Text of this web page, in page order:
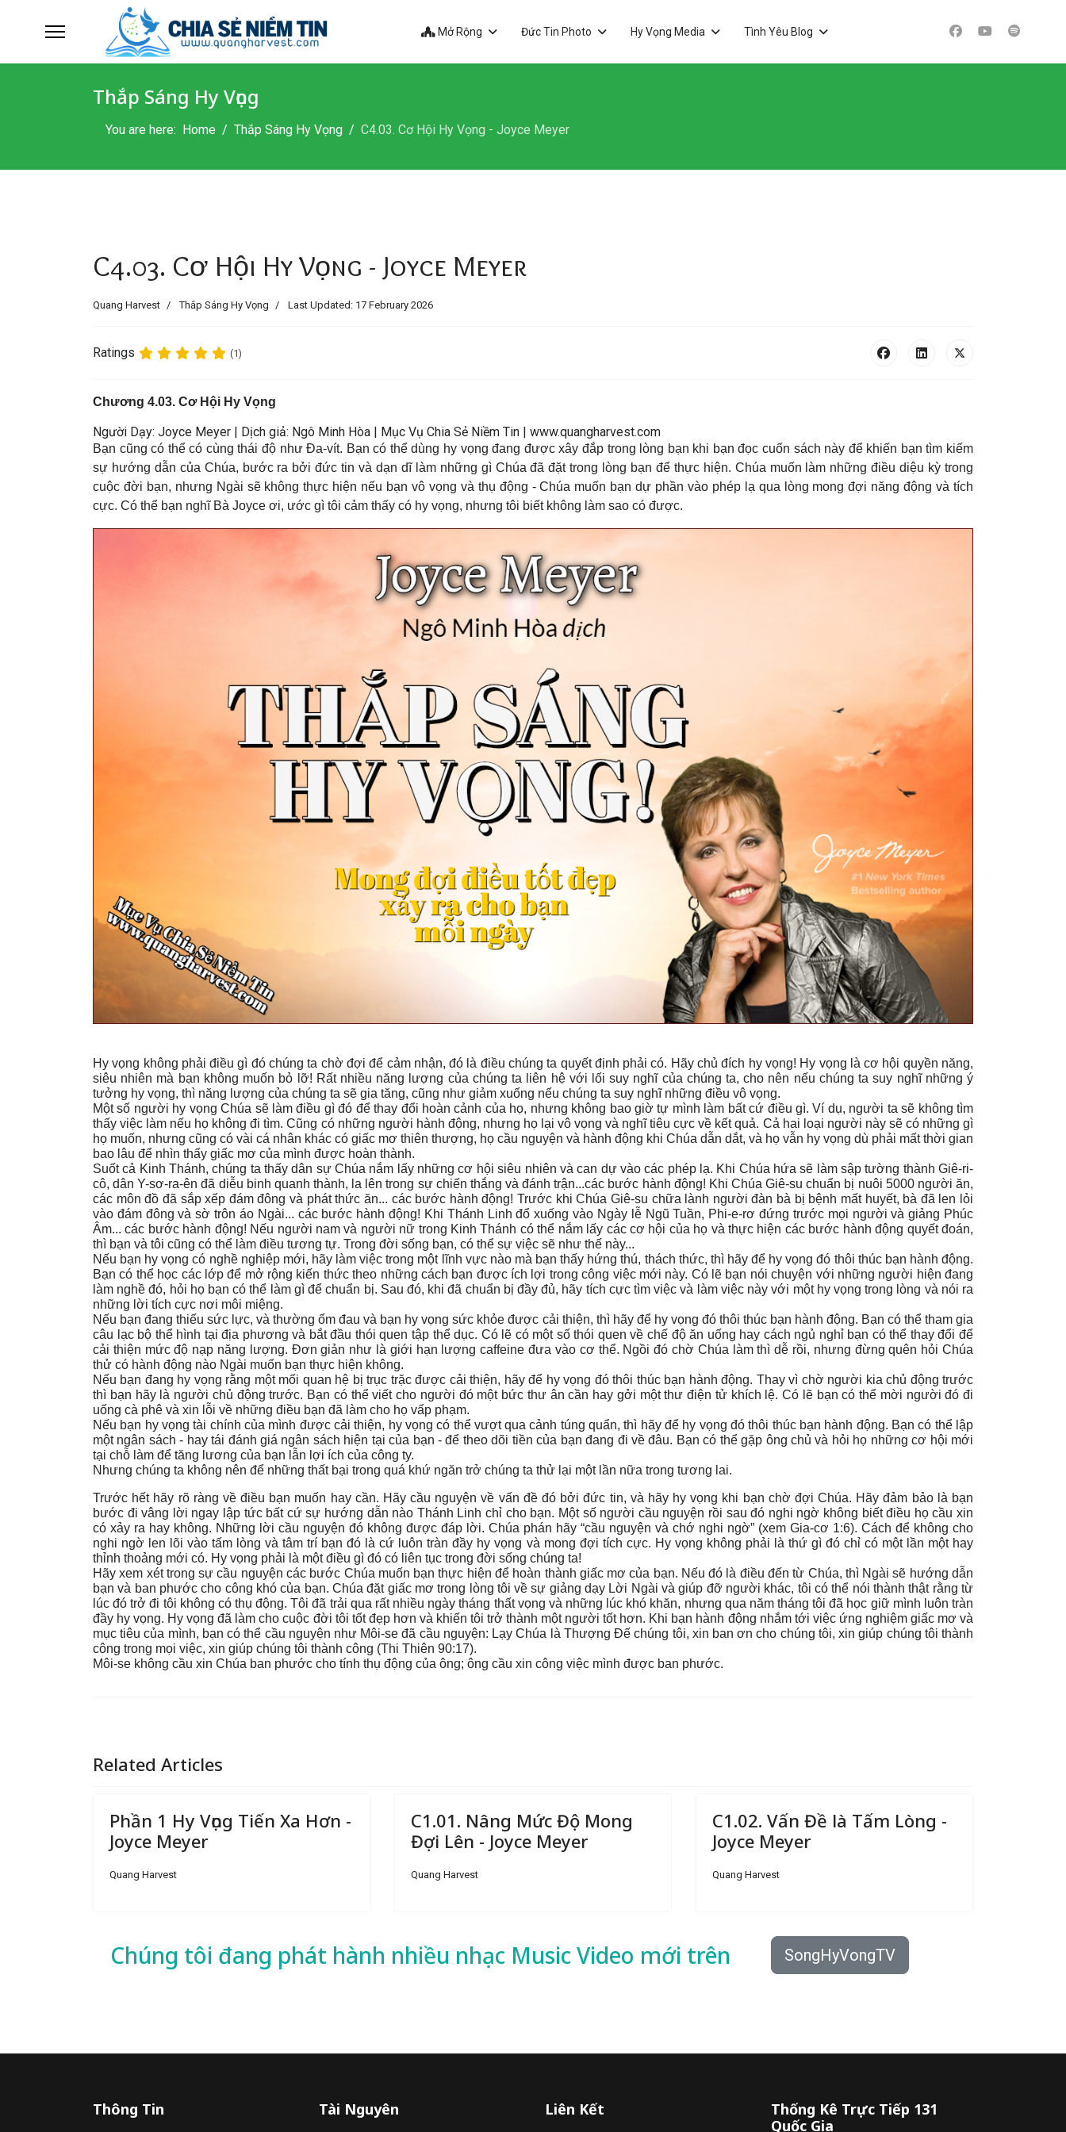
Mở Rộng Đức Tin Photo Hy Vọng Media Tình Yêu Blog
Thắp Sáng Hy Vọng
You are here: Home Thắp Sáng Hy Vọng C4.03. Cơ Hội Hy Vọng - Joyce Meyer
C4.03. Cơ Hội Hy Vọng - Joyce Meyer
Quang Harvest Thắp Sáng Hy Vọng Last Updated: 17 February 2026
Ratings (1)
Chương 4.03. Cơ Hội Hy Vọng
Người Dạy: Joyce Meyer | Dịch giả: Ngô Minh Hòa | Mục Vụ Chia Sẻ Niềm Tin | www.quangharvest.com
Bạn cũng có thể có cùng thái độ như Đa-vít. Bạn có thể dùng hy vọng đang được xây đắp trong lòng bạn khi bạn đọc cuốn sách này để khiến bạn tìm kiếm
sự hướng dẫn của Chúa, bước ra bởi đức tin và dạn dĩ làm những gì Chúa đã đặt trong lòng bạn để thực hiện. Chúa muốn làm những điều diệu kỳ trong
cuộc đời bạn, nhưng Ngài sẽ không thực hiện nếu bạn vô vọng và thụ động - Chúa muốn bạn dự phần vào phép lạ qua lòng mong đợi năng động và tích
cực. Có thể bạn nghĩ Bà Joyce ơi, ước gì tôi cảm thấy có hy vọng, nhưng tôi biết không làm sao có được.
Hy vọng không phải điều gì đó chúng ta chờ đợi để cảm nhận, đó là điều chúng ta quyết định phải có. Hãy chủ đích hy vọng! Hy vọng là cơ hội quyền năng,
siêu nhiên mà bạn không muốn bỏ lỡ! Rất nhiều năng lượng của chúng ta liên hệ với lối suy nghĩ của chúng ta, cho nên nếu chúng ta suy nghĩ những ý
tưởng hy vọng, thì năng lượng của chúng ta sẽ gia tăng, cũng như giảm xuống nếu chúng ta suy nghĩ những điều vô vọng.
Một số người hy vọng Chúa sẽ làm điều gì đó để thay đổi hoàn cảnh của họ, nhưng không bao giờ tự mình làm bất cứ điều gì. Ví dụ, người ta sẽ không tìm
thấy việc làm nếu họ không đi tìm. Cũng có những người hành động, nhưng họ lại vô vọng và nghĩ tiêu cực về kết quả. Cả hai loại người này sẽ có những gì
họ muốn, nhưng cũng có vài cá nhân khác có giấc mơ thiên thượng, họ cầu nguyện và hành động khi Chúa dẫn dắt, và họ vẫn hy vọng dù phải mất thời gian
bao lâu để nhìn thấy giấc mơ của mình được hoàn thành.
Suốt cả Kinh Thánh, chúng ta thấy dân sự Chúa nắm lấy những cơ hội siêu nhiên và can dự vào các phép lạ. Khi Chúa hứa sẽ làm sập tường thành Giê-ri-
cô, dân Y-sơ-ra-ên đã diễu binh quanh thành, la lên trong sự chiến thắng và đánh trận...các bước hành động! Khi Chúa Giê-su chuẩn bị nuôi 5000 người ăn,
các môn đồ đã sắp xếp đám đông và phát thức ăn... các bước hành động! Trước khi Chúa Giê-su chữa lành người đàn bà bị bệnh mất huyết, bà đã len lỏi
vào đám đông và sờ trôn áo Ngài... các bước hành động! Khi Thánh Linh đổ xuống vào Ngày lễ Ngũ Tuần, Phi-e-rơ đứng trước mọi người và giảng Phúc
Âm... các bước hành động! Nếu người nam và người nữ trong Kinh Thánh có thể nắm lấy các cơ hội của họ và thực hiện các bước hành động quyết đoán,
thì bạn và tôi cũng có thể làm điều tương tự. Trong đời sống bạn, có thể sự việc sẽ như thế này...
Nếu bạn hy vọng có nghề nghiệp mới, hãy làm việc trong một lĩnh vực nào mà bạn thấy hứng thú, thách thức, thì hãy để hy vọng đó thôi thúc bạn hành động.
Bạn có thể học các lớp để mở rộng kiến thức theo những cách bạn được ích lợi trong công việc mới này. Có lẽ bạn nói chuyện với những người hiện đang
làm nghề đó, hỏi họ bạn có thể làm gì để chuẩn bị. Sau đó, khi đã chuẩn bị đầy đủ, hãy tích cực tìm việc và làm việc này với một hy vọng trong lòng và nói ra
những lời tích cực nơi môi miệng.
Nếu bạn đang thiếu sức lực, và thường ốm đau và bạn hy vọng sức khỏe được cải thiện, thì hãy để hy vọng đó thôi thúc bạn hành động. Bạn có thể tham gia
câu lạc bộ thể hình tại địa phương và bắt đầu thói quen tập thể dục. Có lẽ có một số thói quen về chế độ ăn uống hay cách ngủ nghỉ bạn có thể thay đổi để
cải thiện mức độ nạp năng lượng. Đơn giản như là giới hạn lượng caffeine đưa vào cơ thể. Ngồi đó chờ Chúa làm thì dễ rồi, nhưng đừng quên hỏi Chúa
thử có hành động nào Ngài muốn bạn thực hiện không.
Nếu bạn đang hy vọng rằng một mối quan hệ bị trục trặc được cải thiện, hãy để hy vọng đó thôi thúc bạn hành động. Thay vì chờ người kia chủ động trước
thì bạn hãy là người chủ động trước. Bạn có thể viết cho người đó một bức thư ân cần hay gởi một thư điện tử khích lệ. Có lẽ bạn có thể mời người đó đi
uống cà phê và xin lỗi về những điều bạn đã làm cho họ vấp phạm.
Nếu bạn hy vọng tài chính của mình được cải thiện, hy vọng có thể vượt qua cảnh túng quẩn, thì hãy để hy vọng đó thôi thúc bạn hành động. Bạn có thể lập
một ngân sách - hay tái đánh giá ngân sách hiện tại của bạn - để theo dõi tiền của bạn đang đi về đâu. Bạn có thể gặp ông chủ và hỏi họ những cơ hội mới
tại chỗ làm để tăng lương của bạn lẫn lợi ích của công ty.
Nhưng chúng ta không nên để những thất bại trong quá khứ ngăn trở chúng ta thử lại một lần nữa trong tương lai.
Trước hết hãy rõ ràng về điều bạn muốn hay cần. Hãy cầu nguyện về vấn đề đó bởi đức tin, và hãy hy vọng khi bạn chờ đợi Chúa. Hãy đảm bảo là bạn
bước đi vâng lời ngay lập tức bất cứ sự hướng dẫn nào Thánh Linh chỉ cho bạn. Một số người cầu nguyện rồi sau đó nghi ngờ không biết điều họ cầu xin
có xảy ra hay không. Những lời cầu nguyện đó không được đáp lời. Chúa phán hãy “cầu nguyện và chớ nghi ngờ” (xem Gia-cơ 1:6). Cách để không cho
nghi ngờ len lõi vào tấm lòng và tâm trí bạn đó là cứ luôn tràn đầy hy vọng và mong đợi tích cực. Hy vọng không phải là thứ gì đó chỉ có một lần một hay
thỉnh thoảng mới có. Hy vọng phải là một điều gì đó có liên tục trong đời sống chúng ta!
Hãy xem xét trong sự cầu nguyện các bước Chúa muốn bạn thực hiện để hoàn thành giấc mơ của bạn. Nếu đó là điều đến từ Chúa, thì Ngài sẽ hướng dẫn
bạn và ban phước cho công khó của bạn. Chúa đặt giấc mơ trong lòng tôi về sự giảng dạy Lời Ngài và giúp đỡ người khác, tôi có thể nói thành thật rằng từ
lúc đó trở đi tôi không có thụ động. Tôi đã trải qua rất nhiều ngày tháng thất vọng và những lúc khó khăn, nhưng qua năm tháng tôi đã học giữ mình luôn tràn
đầy hy vọng. Hy vọng đã làm cho cuộc đời tôi tốt đẹp hơn và khiến tôi trở thành một người tốt hơn. Khi bạn hành động nhắm tới việc ứng nghiệm giấc mơ và
mục tiêu của mình, bạn có thể cầu nguyện như Môi-se đã cầu nguyện: Lạy Chúa là Thượng Đế chúng tôi, xin ban ơn cho chúng tôi, xin giúp chúng tôi thành
công trong mọi việc, xin giúp chúng tôi thành công (Thi Thiên 90:17).
Môi-se không cầu xin Chúa ban phước cho tính thụ động của ông; ông cầu xin công việc mình được ban phước.
Related Articles
Phần 1 Hy Vọng Tiến Xa Hơn -
Joyce Meyer
Quang Harvest
C1.01. Nâng Mức Độ Mong
Đợi Lên - Joyce Meyer
Quang Harvest
C1.02. Vấn Đề là Tấm Lòng -
Joyce Meyer
Quang Harvest
Chúng tôi đang phát hành nhiều nhạc Music Video mới trên SongHyVongTV
Thông Tin Tài Nguyên Liên Kết
Thống Kê Trực Tiếp 131
Quốc Gia